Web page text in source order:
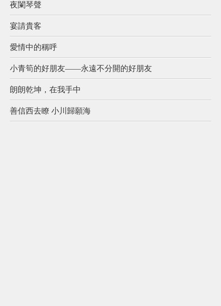
夜闌琴聲
宴請貴客
愛情中的稱呼
小青筍的好朋友——永遠不分開的好朋友
朗朗乾坤，在我手中
善信西去瞭 小川歸願海